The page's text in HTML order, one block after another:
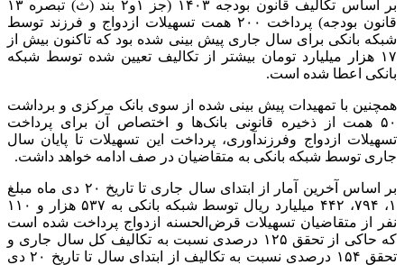
برچسب ها
بانک‌مرکزی وام ازدواج وام فرزندآوری
آخرین اخبار
1 هفته پیش
کشف ۳۰ تن مواد غذایی غیربهداشتی در شاهرود؛
انبار پلمب شد
1 هفته پیش
داوری: حضور نوجوانان در مسیر اربعین جلوه‌ای از
تربیت نسل مؤمن است
2 هفته پیش